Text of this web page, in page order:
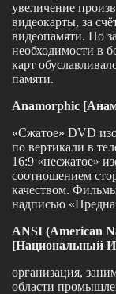
увеличение
видеокарты, за
видеопамяти. По
необходимости в
карт
памяти.
Anamorphic
«Сжатое» DVD
по вертикали в
16:9 «несжатое»
соотношением
качеством.
надписью
ANSI (American
[Национальный
организация,
области